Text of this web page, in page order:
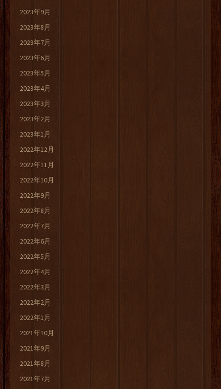
2023年9月
2023年8月
2023年7月
2023年6月
2023年5月
2023年4月
2023年3月
2023年2月
2023年1月
2022年12月
2022年11月
2022年10月
2022年9月
2022年8月
2022年7月
2022年6月
2022年5月
2022年4月
2022年3月
2022年2月
2022年1月
2021年10月
2021年9月
2021年8月
2021年7月